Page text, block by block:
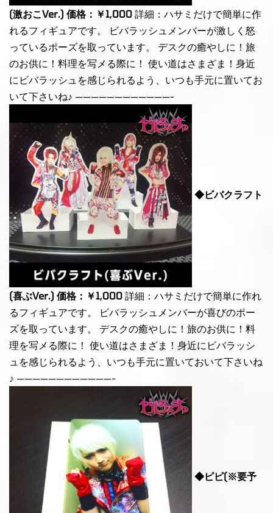
(激おこVer.) 価格：￥1,000 詳細：ハサミだけで簡単に作
れるフィギュアです。 ビバラッシュメンバーが激しく怒
っているポーズを取っています。 デスクの癒やしに！旅
のお供に！料理を写メる際に！ 使い道はさまざま！身近
にビバラッシュを感じられるよう、いつも手元に置いてお
いて下さいね♪ ————————————-
◆ビバクラフト
(喜ぶVer.) 価格：￥1,000 詳細：ハサミだけで簡単に作れ
るフィギュアです。 ビバラッシュメンバーが喜びのポー
ズを取っています。 デスクの癒やしに！旅のお供に！料
理を写メる際に！ 使い道はさまざま！身近にビバラッシ
ュを感じられるよう、いつも手元に置いておいて下さいね
♪ ————————————-
◆ピピ(※要予